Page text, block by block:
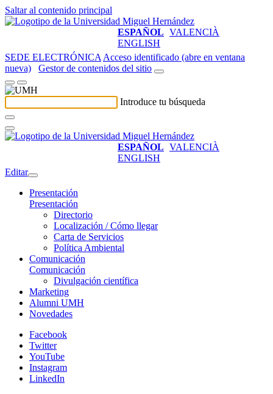
Saltar al contenido principal
ESPAÑOL VALENCIÀ
ENGLISH
SEDE ELECTRÓNICA Acceso identificado (abre en ventana
nueva)
Gestor de contenidos del sitio
Introduce tu búsqueda
ESPAÑOL VALENCIÀ
ENGLISH
Editar
Presentación
Presentación
Directorio
Localización / Cómo llegar
Carta de Servicios
Política Ambiental
Comunicación
Comunicación
Divulgación científica
Marketing
Alumni UMH
Novedades
Facebook
Twitter
YouTube
Instagram
LinkedIn